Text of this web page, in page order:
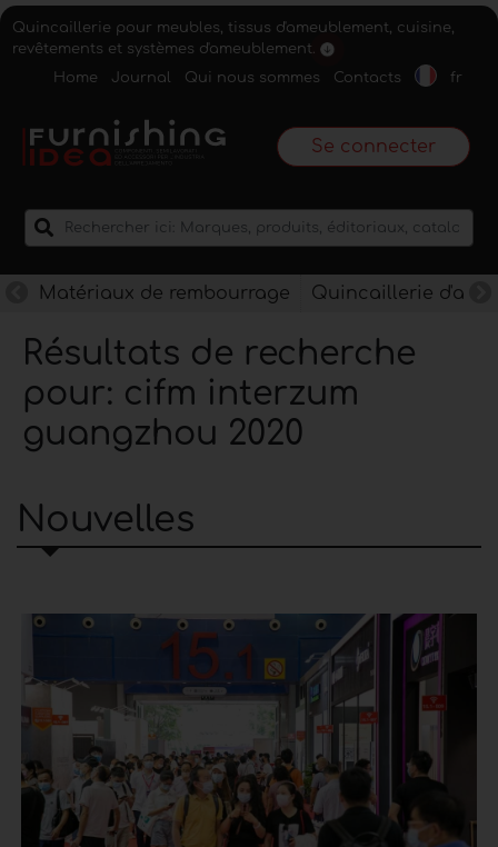
Quincaillerie pour meubles, tissus d'ameublement, cuisine,
revêtements et systèmes d'ameublement.
Home
Journal Qui nous sommes Contacts fr
Se connecter
Matériaux de rembourrage Quincaillerie
Résultats de recherche
pour: cifm interzum
guangzhou 2020
Nouvelles